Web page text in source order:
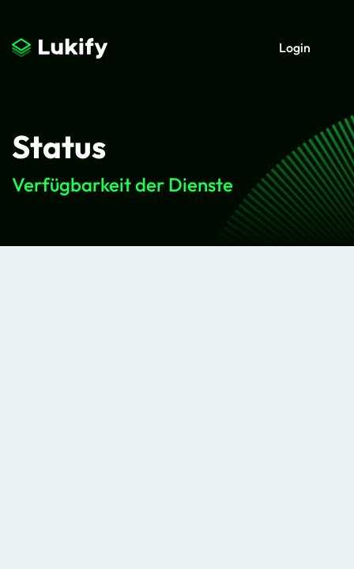
Login
Status
Verfügbarkeit der Dienste